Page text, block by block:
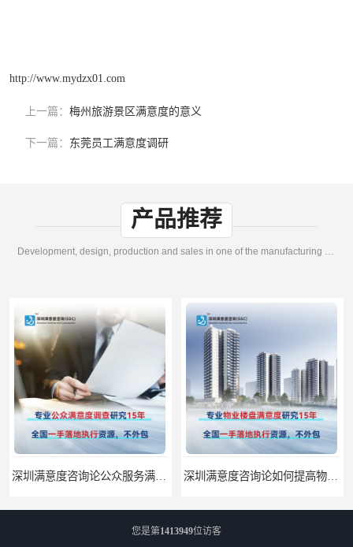
http://www.mydzx01.com
上一篇： 梅州旅游景区满意度的意义
下一篇： 东莞员工满意度调研
产品推荐
Development, design, production and sales in one of the manufacturing enterprises
您是第1413949位访客